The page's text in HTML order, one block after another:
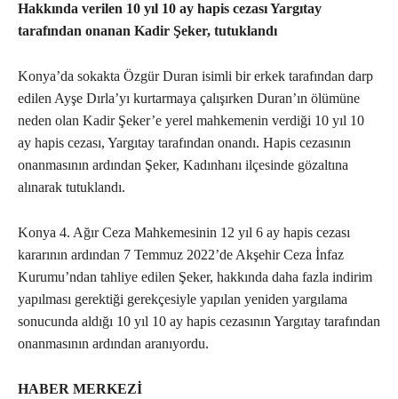
Hakkında verilen 10 yıl 10 ay hapis cezası Yargıtay
tarafından onanan Kadir Şeker, tutuklandı
Konya’da sokakta Özgür Duran isimli bir erkek tarafından darp
edilen Ayşe Dırla’yı kurtarmaya çalışırken Duran’ın ölümüne
neden olan Kadir Şeker’e yerel mahkemenin verdiği 10 yıl 10
ay hapis cezası, Yargıtay tarafından onandı. Hapis cezasının
onanmasının ardından Şeker, Kadınhanı ilçesinde gözaltına
alınarak tutuklandı.
Konya 4. Ağır Ceza Mahkemesinin 12 yıl 6 ay hapis cezası
kararının ardından 7 Temmuz 2022’de Akşehir Ceza İnfaz
Kurumu’ndan tahliye edilen Şeker, hakkında daha fazla indirim
yapılması gerektiği gerekçesiyle yapılan yeniden yargılama
sonucunda aldığı 10 yıl 10 ay hapis cezasının Yargıtay tarafından
onanmasının ardından aranıyordu.
HABER MERKEZİ